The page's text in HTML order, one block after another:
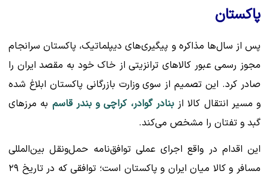
پاکستان
پس از سال‌ها مذاکره و پیگیری‌های دیپلماتیک، پاکستان سرانجام
مجوز رسمی عبور کالاهای ترانزیتی از خاک خود به مقصد ایران را
صادر کرد. این تصمیم از سوی وزارت بازرگانی پاکستان ابلاغ شده
و مسیر انتقال کالا ازبنادر گوادر، کراچی و بندر قاسم به مرزهای
گبد و تفتان را مشخص می‌کند.
این اقدام در واقع اجرای عملی توافق‌نامه حمل‌ونقل بین‌المللی
مسافر و کالا میان ایران و پاکستان است؛ توافقی که در تاریخ ۲۹